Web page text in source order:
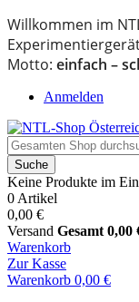
Willkommen im
Motto: einfach –
Anmelden
Suche
Keine Produkte im
0 Artikel
0,00 €
Versand Gesamt 0,00
Warenkorb
Zur Kasse
Warenkorb 0,00 €